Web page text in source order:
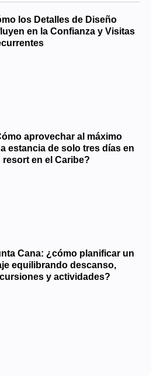
los Detalles de Diseño
en la Confianza y Visitas
aprovechar al máximo
estancia de solo tres días en
resort en el Caribe?
Cana: ¿cómo planificar un
equilibrando descanso,
y actividades?